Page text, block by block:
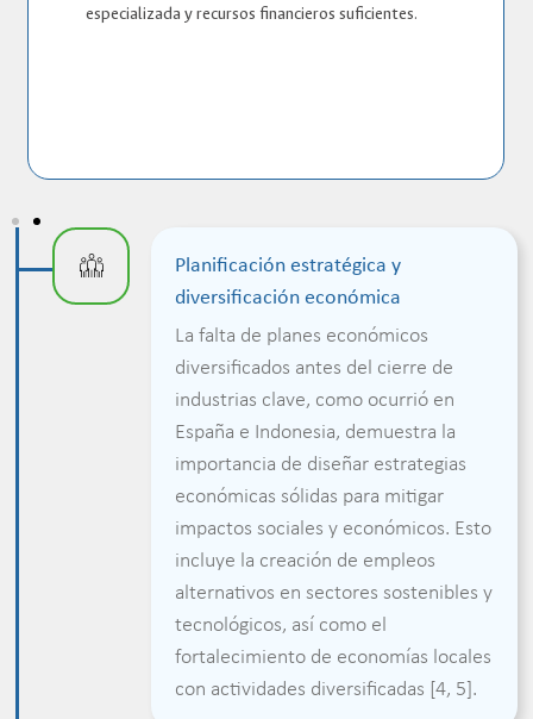
especializada y recursos financieros suficientes.​
Planificación estratégica y
diversificación económica
La falta de planes económicos
diversificados antes del cierre de
industrias clave, como ocurrió en
España e Indonesia, demuestra la
importancia de diseñar estrategias
económicas sólidas para mitigar
impactos sociales y económicos. Esto
incluye la creación de empleos
alternativos en sectores sostenibles y
tecnológicos, así como el
fortalecimiento de economías locales
con actividades diversificadas [4, 5].